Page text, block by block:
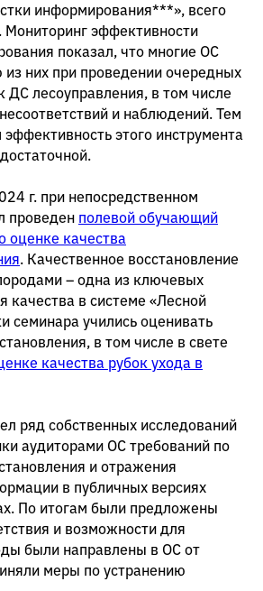
информирования***», всего
Мониторинг эффективности
показал, что многие ОС
них при проведении очередных
ДС лесоуправления, в том числе
и наблюдений. Тем
этого инструмента
г. при непосредственном
проведен полевой обучающий
оценке качества
. Качественное восстановление
– одна из ключевых
качества в системе «Лесной
семинара учились оценивать
в том числе в свете
качества рубок ухода в
ряд собственных исследований
аудиторами ОС требований по
и отражения
в публичных версиях
По итогам были предложены
и возможности для
были направлены в ОС от
меры по устранению